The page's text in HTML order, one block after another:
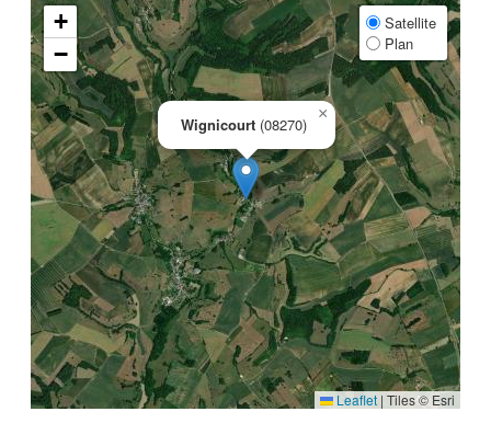
Wignicourt (08270)
×
+
−
Satellite
Plan
Leaflet | Tiles © Esri